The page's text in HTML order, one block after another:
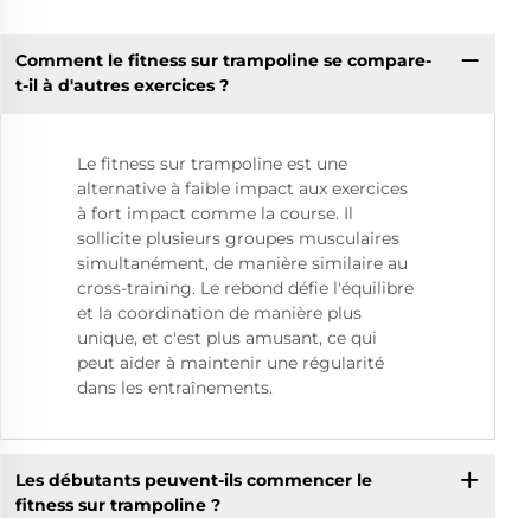
Comment le fitness sur trampoline se compare-
t-il à d'autres exercices ?
Le fitness sur trampoline est une
alternative à faible impact aux exercices
à fort impact comme la course. Il
sollicite plusieurs groupes musculaires
simultanément, de manière similaire au
cross-training. Le rebond défie l'équilibre
et la coordination de manière plus
unique, et c'est plus amusant, ce qui
peut aider à maintenir une régularité
dans les entraînements.
Les débutants peuvent-ils commencer le
fitness sur trampoline ?